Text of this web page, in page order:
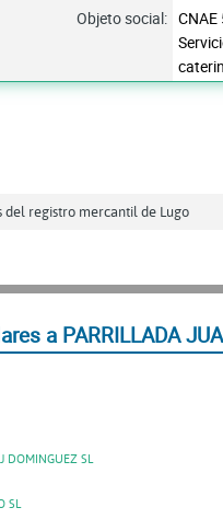
Objeto social:
del registro mercantil de Lugo
a PARRILLADA
DOMINGUEZ SL
SL